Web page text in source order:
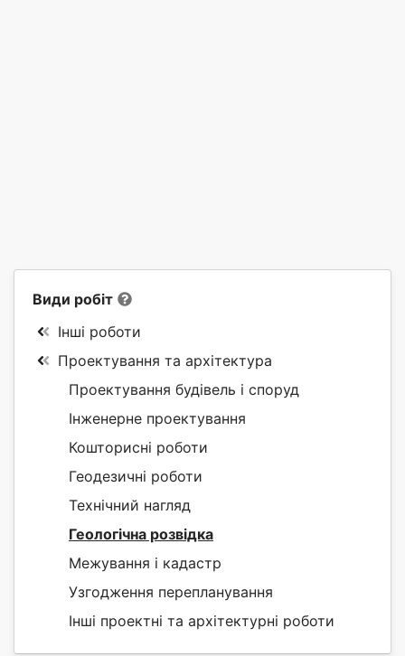
Види робіт
Інші роботи
Проектування та архітектура
Проектування будівель і споруд
Інженерне проектування
Кошторисні роботи
Геодезичні роботи
Технічний нагляд
Геологічна розвідка
Межування і кадастр
Узгодження перепланування
Інші проектні та архітектурні роботи